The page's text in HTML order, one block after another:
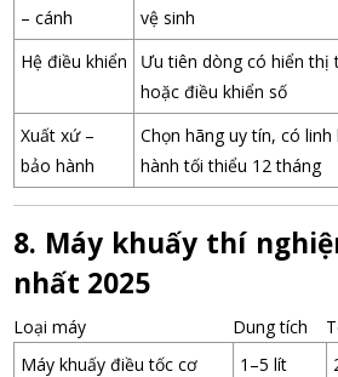
– cánh
vệ sinh
Hệ điều khiển
Ưu tiên dòng có hiển thị
hoặc điều khiển số
Xuất xứ –
bảo hành
Chọn hãng uy tín, có
hành tối thiểu 12 tháng
8. Máy khuấy thí
nhất 2025
Loại máy Dung tích
Máy khuấy điều tốc cơ
1–5 lít